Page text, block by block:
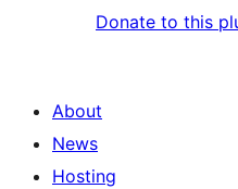
Donate to this
About
News
Hosting